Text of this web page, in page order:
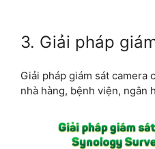
3. Giải pháp
Giải pháp giám sát camera
nhà hàng, bệnh viện, ngân